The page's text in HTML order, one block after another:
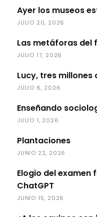
Ayer los museos
JULIO 20, 2026
Las metáforas del
JULIO 17, 2026
Lucy, tres millones
JULIO 6, 2026
Enseñando
JULIO 1, 2026
Plantaciones
JUNIO 22, 2026
Elogio del examen
ChatGPT
JUNIO 15, 2026